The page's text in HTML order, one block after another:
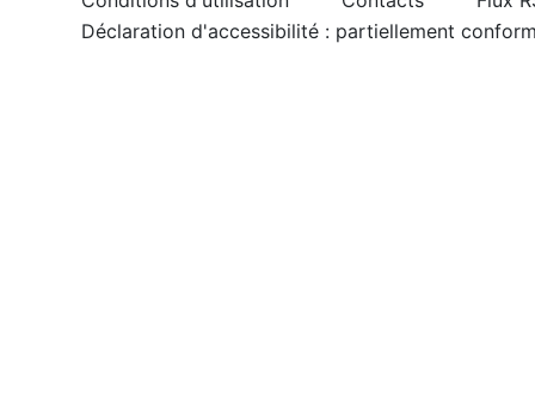
Déclaration d'accessibilité : partiellement